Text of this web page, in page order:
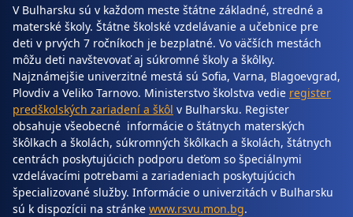
V Bulharsku sú v každom meste štátne základné, stredné a
materské školy. Štátne školské vzdelávanie a učebnice pre
deti v prvých 7 ročníkoch je bezplatné. Vo väčších mestách
môžu deti navštevovať aj súkromné školy a škôlky.
Najznámejšie univerzitné mestá sú Sofia, Varna, Blagoevgrad,
Plovdiv a Veliko Tarnovo. Ministerstvo školstva vedie register
predškolských zariadení a škôl v Bulharsku. Register
obsahuje všeobecné informácie o štátnych materských
škôlkach a školách, súkromných škôlkach a školách, štátnych
centrách poskytujúcich podporu deťom so špeciálnymi
vzdelávacími potrebami a zariadeniach poskytujúcich
špecializované služby. Informácie o univerzitách v Bulharsku
sú k dispozícii na stránke www.rsvu.mon.bg.